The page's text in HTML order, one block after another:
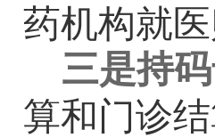
药机构就
三是持码
算和门诊